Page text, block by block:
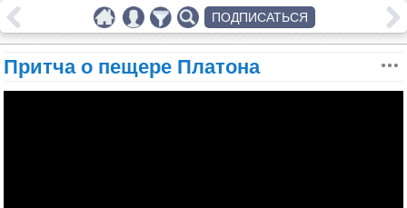
Притча о пещере Платона
ПОДПИСАТЬСЯ